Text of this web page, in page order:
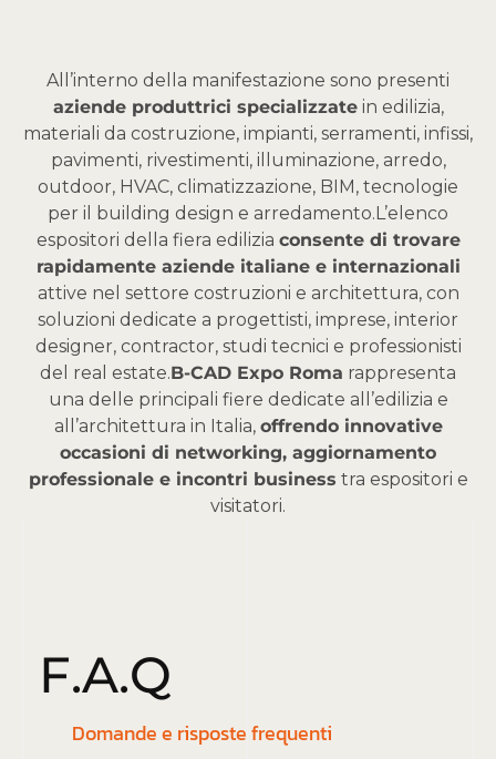
All’interno della manifestazione sono presenti
aziende produttrici specializzatein edilizia,
materiali da costruzione, impianti, serramenti, infissi,
pavimenti, rivestimenti, illuminazione, arredo,
outdoor, HVAC, climatizzazione, BIM, tecnologie
per il building design e arredamento. L’elenco
espositori della fiera edilizia consente di trovare
rapidamente aziende italiane e internazionali
attive nel settore costruzioni e architettura, con
soluzioni dedicate a progettisti, imprese, interior
designer, contractor, studi tecnici e professionisti
del real estate.B-CAD Expo Roma rappresenta
una delle principali fiere dedicate all’edilizia e
all’architettura in Italia, offrendo innovative
occasioni di networking, aggiornamento
professionale e incontri business tra espositori e
visitatori.
F.A.Q
Domande e risposte frequenti